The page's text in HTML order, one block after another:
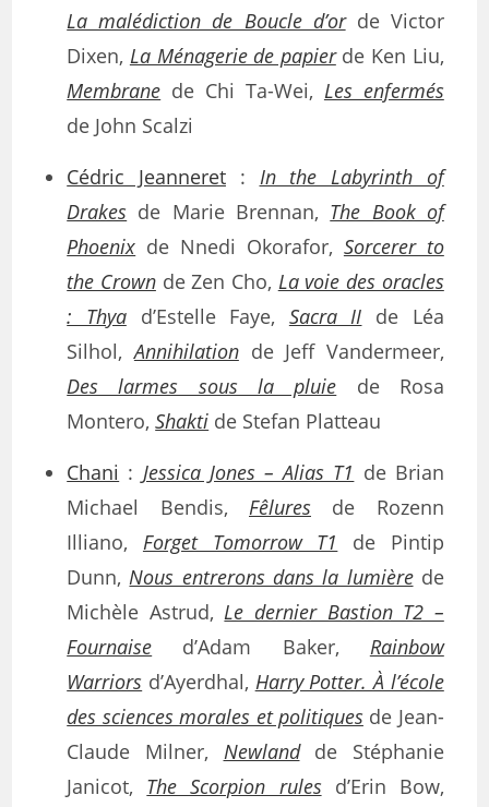
La malédiction de Boucle d’orde Victor
Dixen, La Ménagerie de papierde Ken Liu,
Membrane de Chi Ta-Wei, Les enfermés
de John Scalzi
Cédric Jeanneret: In the Labyrinth of
Drakes de Marie Brennan, The Book of
Phoenix de Nnedi Okorafor, Sorcerer to
the Crownde Zen Cho, La voie des oracles
: Thyad’Estelle Faye, Sacra II de Léa
Silhol,Annihilationde Jeff Vandermeer,
Des larmes sous la pluie de Rosa
Montero,Shakti de Stefan Platteau
Chani : Jessica Jones – Alias T1 de Brian
Michael Bendis, Fêlures de Rozenn
Illiano, Forget Tomorrow T1 de Pintip
Dunn,Nous entrerons dans la lumièrede
Michèle Astrud,Le dernier Bastion T2 –
Fournaise d’Adam Baker, Rainbow
Warriors d’Ayerdhal, Harry Potter. À l’école
des sciences morales et politiquesde Jean-
Claude Milner, Newlandde Stéphanie
Janicot, The Scorpion rulesd’Erin Bow,